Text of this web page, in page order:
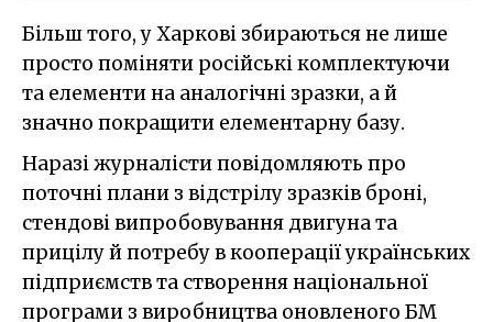
Більш того, у Харкові збираються не лише
просто поміняти російські комплектуючи
та елементи на аналогічні зразки, а й
значно покращити елементарну базу.
Наразі журналісти повідомляють про
поточні плани з відстрілу зразків броні,
стендові випробовування двигуна та
прицілу й потребу в кооперації українських
підприємств та створення національної
програми з виробництва оновленого БМ